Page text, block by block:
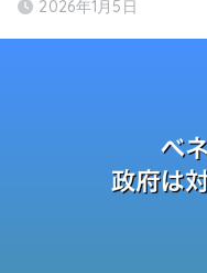
2026年1月5日